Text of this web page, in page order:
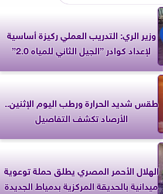
وزير الري: التدريب العملي ركيزة أساسية
لإعداد كوادر ”الجيل الثاني للمياه 2.0”
طقس شديد الحرارة ورطب اليوم الإثنين..
الأرصاد تكشف التفاصيل
الهلال الأحمر المصري يطلق حملة توعوية
ميدانية بالحديقة المركزية بدمياط الجديدة